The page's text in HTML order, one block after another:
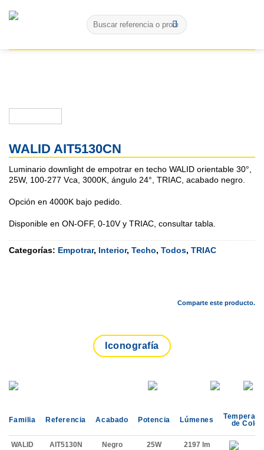
Buscar
por:
WALID AIT5130CN
Luminario downlight de empotrar en techo WALID orientable 30°,
25W, 100-277 Vca, 3000K, ángulo 24°, TRIAC, acabado negro.
Opción en 4000K bajo pedido.
Disponible en ON-OFF, 0-10V y TRIAC, consultar tabla.
Categorías: Empotrar, Interior, Techo, Todos, TRIAC
Comparte este producto.
Iconografía
Familia Referencia Acabado Potencia Lúmenes
de Color
WALID AIT5130N Negro 25W 2197 lm